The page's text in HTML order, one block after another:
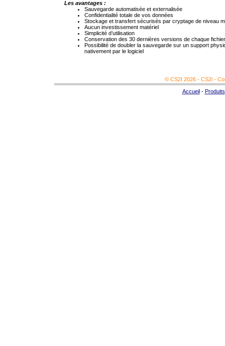
Les avantages :
Sauvegarde automatisée et externalisée
Confidentialité totale de vos données
Stockage et transfert sécurisés par cryptage de niveau
Aucun investissement matériel
Simplicité d’utilisation
Conservation des 30 dernières versions de chaque fichier
Possibilité de doubler la sauvegarde sur un support
nativement par le logiciel
© CS2I 2026 - CS2i -
Accueil- Produits